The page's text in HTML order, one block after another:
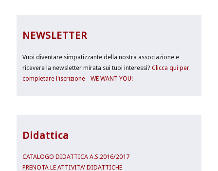
NEWSLETTER
Vuoi diventare simpatizzante della nostra associazione e
ricevere la newsletter mirata sui tuoi interessi?Clicca qui per
completare l'iscrizione - WE WANT YOU!
Didattica
CATALOGO DIDATTICA A.S.2016/2017
PRENOTA LE ATTIVITA' DIDATTICHE